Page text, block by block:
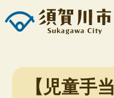
【児童手